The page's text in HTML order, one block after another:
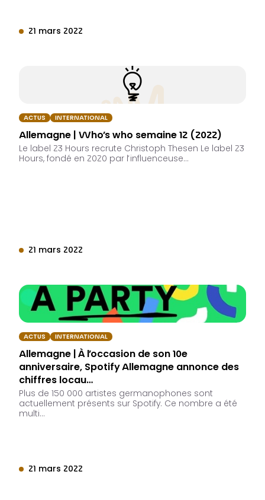
21 mars 2022
ACTUS INTERNATIONAL
Allemagne | Who’s who semaine 12 (2022)
Le label 23 Hours recrute Christoph Thesen Le label 23
Hours, fondé en 2020 par l’influenceuse…
21 mars 2022
ACTUS INTERNATIONAL
Allemagne | À l’occasion de son 10e
anniversaire, Spotify Allemagne annonce des
chiffres locau…
Plus de 150 000 artistes germanophones sont
actuellement présents sur Spotify. Ce nombre a été
multi…
21 mars 2022